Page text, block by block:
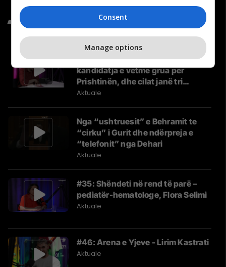
Të Fundit nga Aktuale
Kush është Besa Shahini,
kandidatja e vetme grua për
Prishtinën, dhe cilat janë tri
synimet e saj?
Aktuale
Nga “ushtruesit” e Behramit te
“cirku” i Gurit dhe ndërpreja e
“telefonit” nga Dehari
Aktuale
#35: Shëndeti në rend të parë –
pediatër-hematologe, Flora Selimi
Aktuale
#46: Arena e Yjeve - Lirim Kastrati
Aktuale
Consent
Manage options